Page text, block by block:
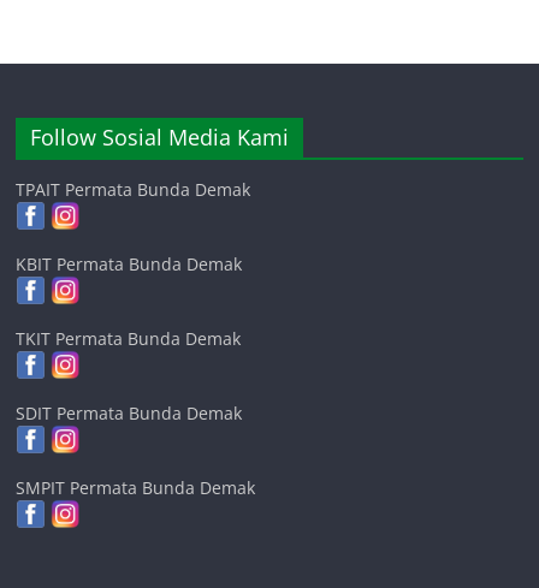
Follow Sosial Media Kami
TPAIT Permata Bunda Demak
KBIT Permata Bunda Demak
TKIT Permata Bunda Demak
SDIT Permata Bunda Demak
SMPIT Permata Bunda Demak